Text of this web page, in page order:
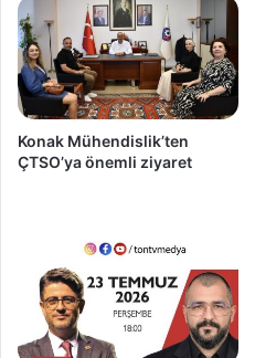
Konak Mühendislik’ten
ÇTSO’ya önemli ziyaret